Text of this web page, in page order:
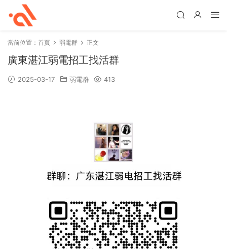
當前位置： 首頁 弱電群 正文
廣東湛江弱電招工找活群
2025-03-17 弱電群 413